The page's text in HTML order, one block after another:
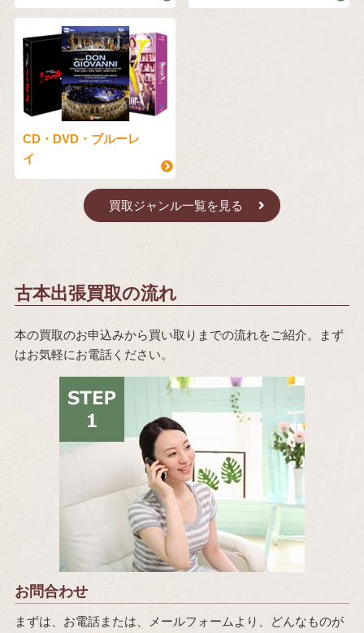
CD・DVD・ブルーレ
イ
買取ジャンル一覧を見る
古本出張買取の流れ
本の買取のお申込みから買い取りまでの流れをご紹介。まず
はお気軽にお電話ください。
お問合わせ
まずは、お電話または、メールフォームより、どんなものが